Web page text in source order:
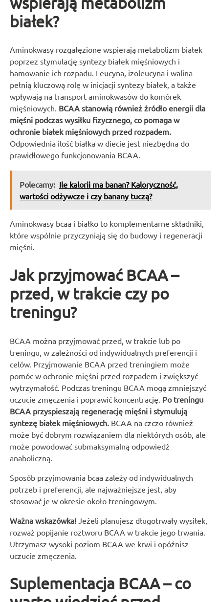
białek?
Aminokwasy rozgałęzione wspierają metabolizm białek
poprzez stymulację syntezy białek mięśniowych i
hamowanie ich rozpadu. Leucyna, izoleucyna i walina
pełnią kluczową rolę w inicjacji syntezy białek, a także
wpływają na transport aminokwasów do komórek
mięśniowych. BCAA stanowią również źródło energii dla
mięśni podczas wysiłku fizycznego, co pomaga w
ochronie białek mięśniowych przed rozpadem.
Odpowiednia ilość białka w diecie jest niezbędna do
prawidłowego funkcjonowania BCAA.
Polecamy: Ile kalorii ma banan? Kaloryczność,
wartości odżywcze i czy banany tuczą?
Aminokwasy bcaa i białko to komplementarne składniki,
które wspólnie przyczyniają się do budowy i regeneracji
mięśni.
Jak przyjmować BCAA –
przed, w trakcie czy po
treningu?
BCAA można przyjmować przed, w trakcie lub po
treningu, w zależności od indywidualnych preferencji i
celów. Przyjmowanie BCAA przed treningiem może
pomóc w ochronie mięśni przed rozpadem i zwiększyć
wytrzymałość. Podczas treningu BCAA mogą zmniejszyć
uczucie zmęczenia i poprawić koncentrację. Po treningu
BCAA przyspieszają regenerację mięśni i stymulują
syntezę białek mięśniowych. BCAA na czczo również
może być dobrym rozwiązaniem dla niektórych osób, ale
może powodować submaksymalną odpowiedź
anaboliczną.
Sposób przyjmowania bcaa zależy od indywidualnych
potrzeb i preferencji, ale najważniejsze jest, aby
stosować je w okresie około treningowym.
Ważna wskazówka! Jeżeli planujesz długotrwały wysiłek,
rozważ popijanie roztworu BCAA w trakcie jego trwania.
Utrzymasz wysoki poziom BCAA we krwi i opóźnisz
uczucie zmęczenia.
Suplementacja BCAA – co